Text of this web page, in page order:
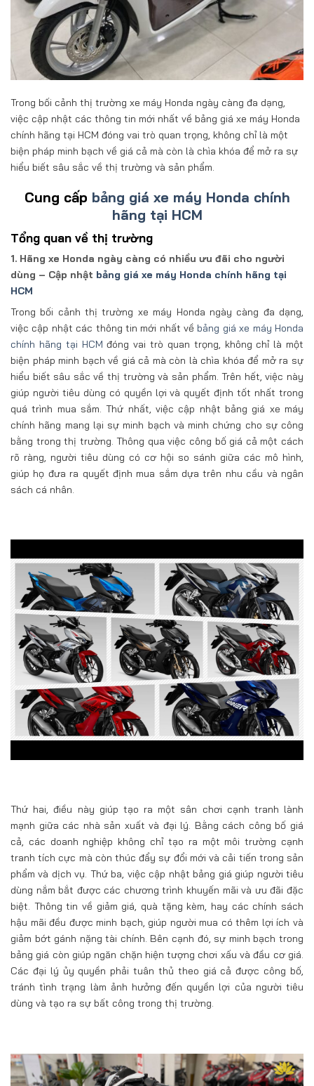
Trong bối cảnh thị trường xe máy Honda ngày càng đa dạng,
việc cập nhật các thông tin mới nhất về bảng giá xe máy Honda
chính hãng tại HCM đóng vai trò quan trọng, không chỉ là một
biện pháp minh bạch về giá cả mà còn là chìa khóa để mở ra sự
hiểu biết sâu sắc về thị trường và sản phẩm.
Cung cấp bảng giá xe máy Honda chính
hãng tại HCM
Tổng quan về thị trường
1. Hãng xe Honda ngày càng có nhiều ưu đãi cho người
dùng – Cập nhật bảng giá xe máy Honda chính hãng tại
HCM
Trong bối cảnh thị trường xe máy Honda ngày càng đa dạng,
việc cập nhật các thông tin mới nhất về bảng giá xe máy Honda
chính hãng tại HCM đóng vai trò quan trọng, không chỉ là một
biện pháp minh bạch về giá cả mà còn là chìa khóa để mở ra sự
hiểu biết sâu sắc về thị trường và sản phẩm. Trên hết, việc này
giúp người tiêu dùng có quyền lợi và quyết định tốt nhất trong
quá trình mua sắm. Thứ nhất, việc cập nhật bảng giá xe máy
chính hãng mang lại sự minh bạch và minh chứng cho sự công
bằng trong thị trường. Thông qua việc công bố giá cả một cách
rõ ràng, người tiêu dùng có cơ hội so sánh giữa các mô hình,
giúp họ đưa ra quyết định mua sắm dựa trên nhu cầu và ngân
sách cá nhân.
Thứ hai, điều này giúp tạo ra một sân chơi cạnh tranh lành
mạnh giữa các nhà sản xuất và đại lý. Bằng cách công bố giá
cả, các doanh nghiệp không chỉ tạo ra một môi trường cạnh
tranh tích cực mà còn thúc đẩy sự đổi mới và cải tiến trong sản
phẩm và dịch vụ. Thứ ba, việc cập nhật bảng giá giúp người tiêu
dùng nắm bắt được các chương trình khuyến mãi và ưu đãi đặc
biệt. Thông tin về giảm giá, quà tặng kèm, hay các chính sách
hậu mãi đều được minh bạch, giúp người mua có thêm lợi ích và
giảm bớt gánh nặng tài chính. Bên cạnh đó, sự minh bạch trong
bảng giá còn giúp ngăn chặn hiện tượng chơi xấu và đầu cơ giá.
Các đại lý ủy quyền phải tuân thủ theo giá cả được công bố,
tránh tình trạng làm ảnh hưởng đến quyền lợi của người tiêu
dùng và tạo ra sự bất công trong thị trường.